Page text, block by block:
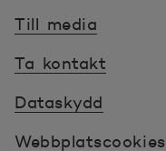
Till media
Ta kontakt
Dataskydd
Webbplatscookies